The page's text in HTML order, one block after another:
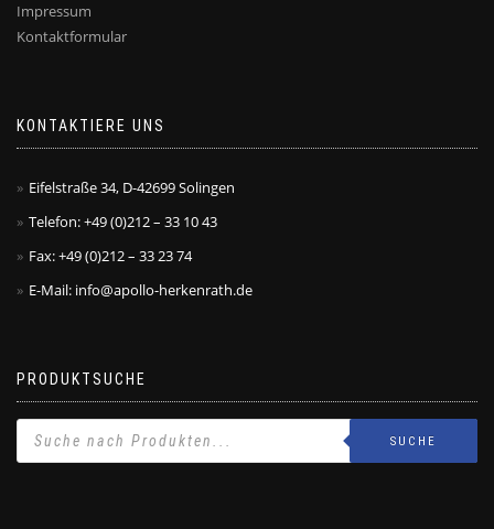
Impressum
Kontaktformular
KONTAKTIERE UNS
Eifelstraße 34, D-42699 Solingen
Telefon: +49 (0)212 – 33 10 43
Fax: +49 (0)212 – 33 23 74
E-Mail: info@apollo-herkenrath.de
PRODUKTSUCHE
SUCHE